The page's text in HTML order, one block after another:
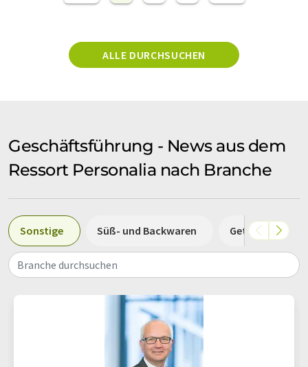
ALLE DURCHSUCHEN
Geschäftsführung - News aus dem
Ressort Personalia nach Branche
Sonstige Süß- und Backwaren Getränke
Branche durchsuchen